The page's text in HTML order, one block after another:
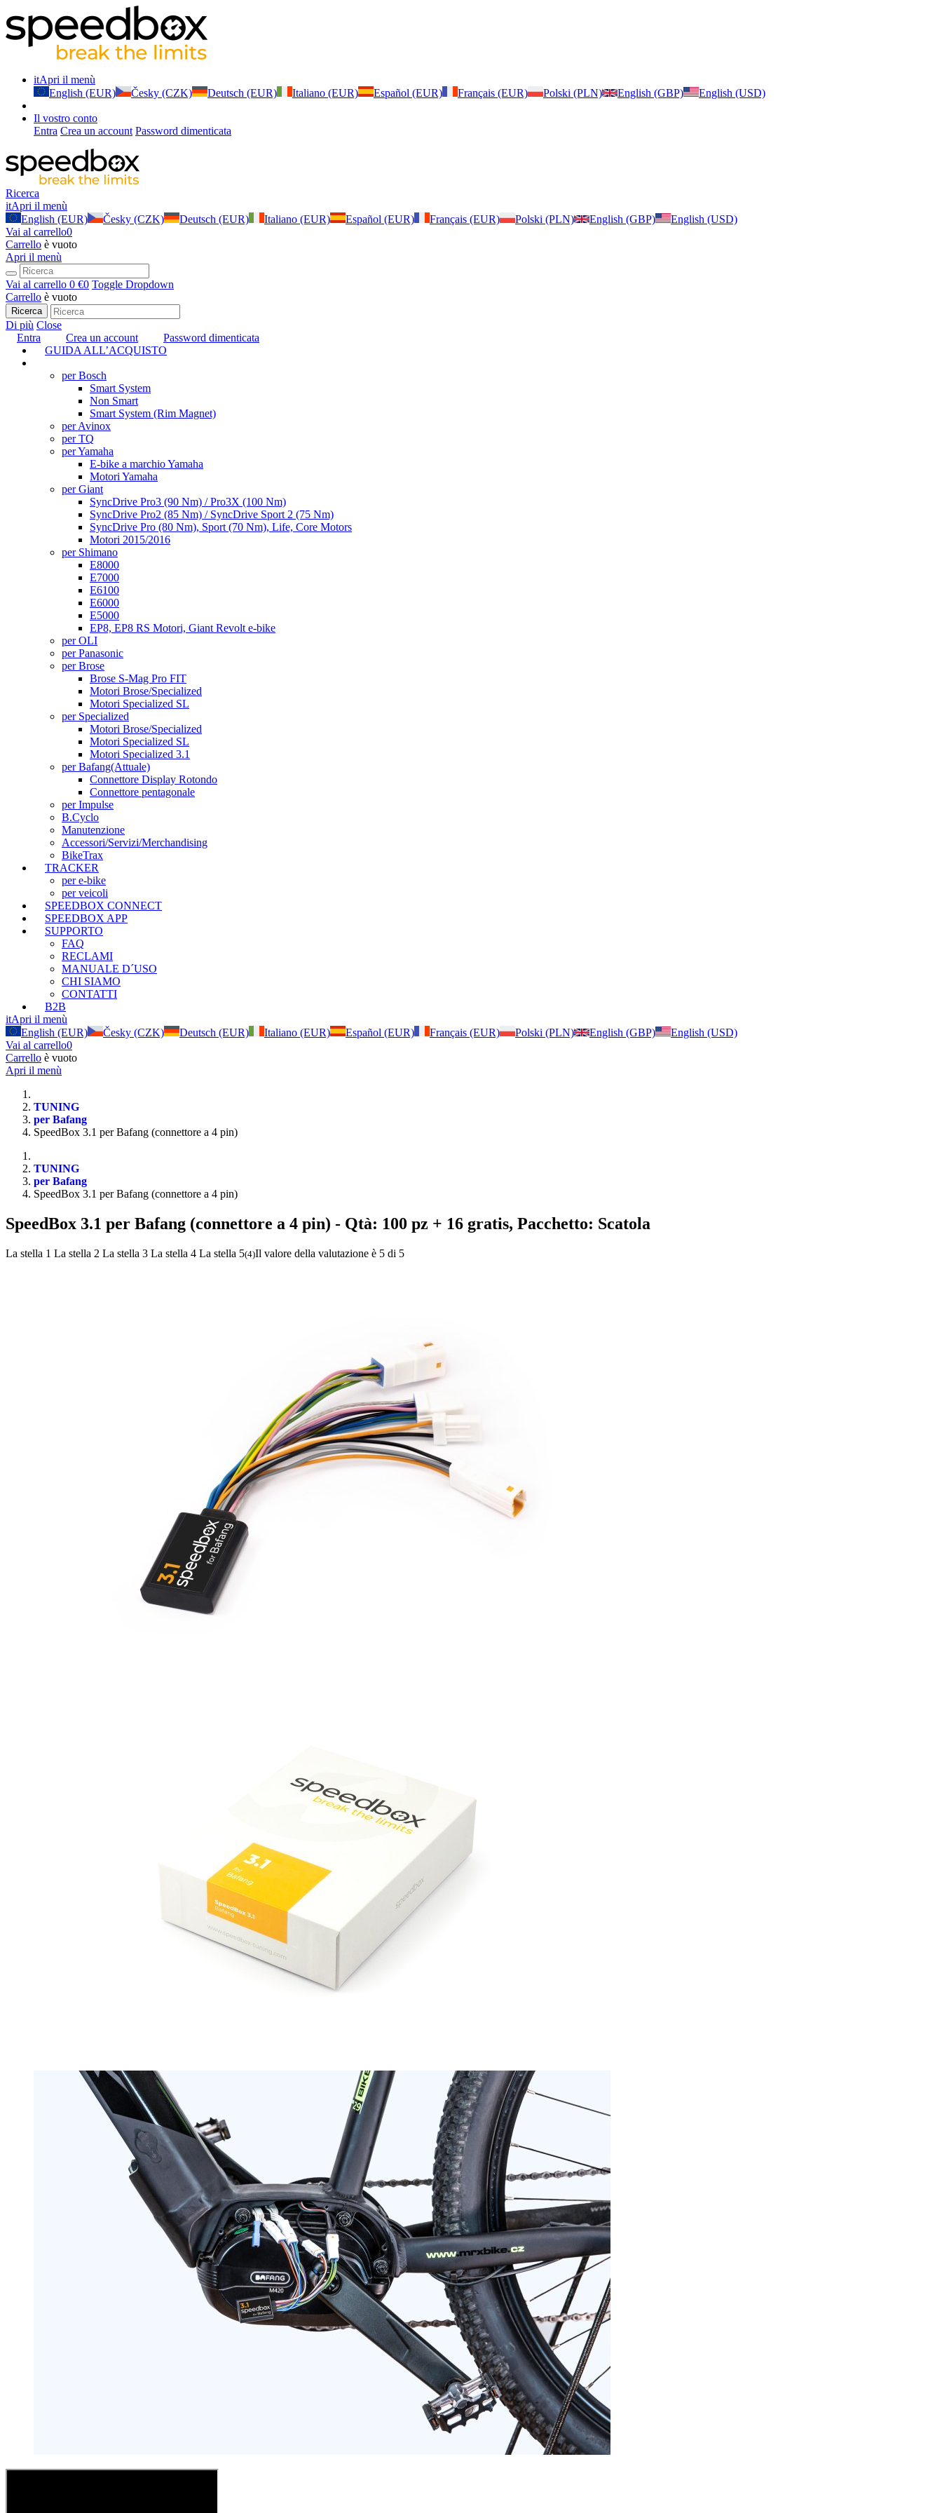
itApri il menù
English (EUR)
Česky (CZK) Deutsch (EUR) Italiano (EUR) Español (EUR) Français (EUR) Polski (PLN) English (GBP) English (USD)
Il vostro conto
Entra Crea un account Password dimenticata
Ricerca
itApri il menù
English (EUR)
Česky (CZK) Deutsch (EUR) Italiano (EUR) Español (EUR) Français (EUR) Polski (PLN) English (GBP)
English (USD)
Vai al carrello0
Carrello è vuoto
Apri il menù
Vai al carrello 0 €0 Toggle Dropdown
Carrello è vuoto
Ricerca
Di più Close
Entra
Crea un account
Password dimenticata
GUIDA ALL’ACQUISTO
per Bosch
Smart System
Non Smart
Smart System (Rim Magnet)
per Avinox
per TQ
per Yamaha
E-bike a marchio Yamaha
Motori Yamaha
per Giant
SyncDrive Pro3 (90 Nm) / Pro3X (100 Nm)
SyncDrive Pro2 (85 Nm) / SyncDrive Sport 2 (75 Nm)
SyncDrive Pro (80 Nm), Sport (70 Nm), Life, Core Motors
Motori 2015/2016
per Shimano
E8000
E7000
E6100
E6000
E5000
EP8, EP8 RS Motori, Giant Revolt e-bike
per OLI
per Panasonic
per Brose
Brose S-Mag Pro FIT
Motori Brose/Specialized
Motori Specialized SL
per Specialized
Motori Brose/Specialized
Motori Specialized SL
Motori Specialized 3.1
per Bafang(Attuale)
Connettore Display Rotondo
Connettore pentagonale
per Impulse
B.Cyclo
Manutenzione
Accessori/Servizi/Merchandising
BikeTrax
TRACKER
per e-bike
per veicoli
SPEEDBOX CONNECT
SPEEDBOX APP
SUPPORTO
FAQ
RECLAMI
MANUALE D´USO
CHI SIAMO
CONTATTI
B2B
itApri il menù
English (EUR)
Česky (CZK) Deutsch (EUR) Italiano (EUR) Español (EUR) Français (EUR) Polski (PLN) English (GBP)
English (USD)
Vai al carrello0
Carrello è vuoto
Apri il menù
TUNING
per Bafang
SpeedBox 3.1 per Bafang (connettore a 4 pin)
TUNING
per Bafang
SpeedBox 3.1 per Bafang (connettore a 4 pin)
SpeedBox 3.1 per Bafang (connettore a 4 pin) - Qtà: 100 pz + 16 gratis, Pacchetto: Scatola
La stella 1 La stella 2 La stella 3 La stella 4 La stella 5(4)Il valore della valutazione è 5 di 5